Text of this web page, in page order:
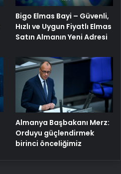
Bigo Elmas Bayi – Güvenli,
Hızlı ve Uygun Fiyatlı Elmas
Satın Almanın Yeni Adresi
Almanya Başbakanı Merz:
Orduyu güçlendirmek
birinci önceliğimiz